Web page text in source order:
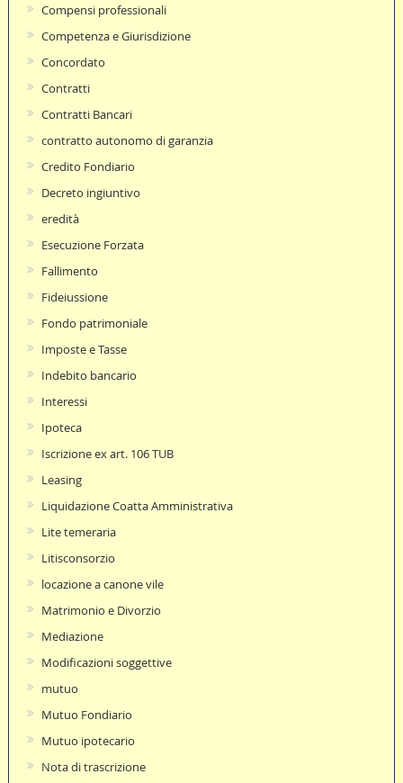
Compensi professionali
Competenza e Giurisdizione
Concordato
Contratti
Contratti Bancari
contratto autonomo di garanzia
Credito Fondiario
Decreto ingiuntivo
eredità
Esecuzione Forzata
Fallimento
Fideiussione
Fondo patrimoniale
Imposte e Tasse
Indebito bancario
Interessi
Ipoteca
Iscrizione ex art. 106 TUB
Leasing
Liquidazione Coatta Amministrativa
Lite temeraria
Litisconsorzio
locazione a canone vile
Matrimonio e Divorzio
Mediazione
Modificazioni soggettive
mutuo
Mutuo Fondiario
Mutuo ipotecario
Nota di trascrizione